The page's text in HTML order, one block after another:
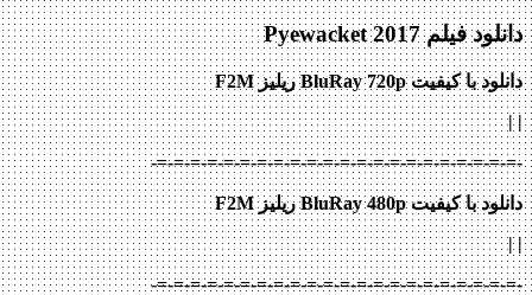
دانلود فیلم Pyewacket 2017
دانلود با کیفیت BluRay 720p ریلیز F2M
|
|
-=-=-=-=-=-=-=-=-=-=-=-=-=-=-=-=-=-=-=-=-=-=-
دانلود با کیفیت BluRay 480p ریلیز F2M
|
|
-=-=-=-=-=-=-=-=-=-=-=-=-=-=-=-=-=-=-=-=-=-=-